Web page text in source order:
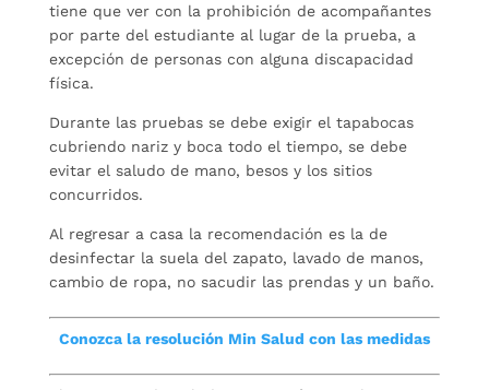
tiene que ver con la prohibición de acompañantes
por parte del estudiante al lugar de la prueba, a
excepción de personas con alguna discapacidad
física.
Durante las pruebas se debe exigir el tapabocas
cubriendo nariz y boca todo el tiempo, se debe
evitar el saludo de mano, besos y los sitios
concurridos.
Al regresar a casa la recomendación es la de
desinfectar la suela del zapato, lavado de manos,
cambio de ropa, no sacudir las prendas y un baño.
Conozca la resolución Min Salud con las medidas